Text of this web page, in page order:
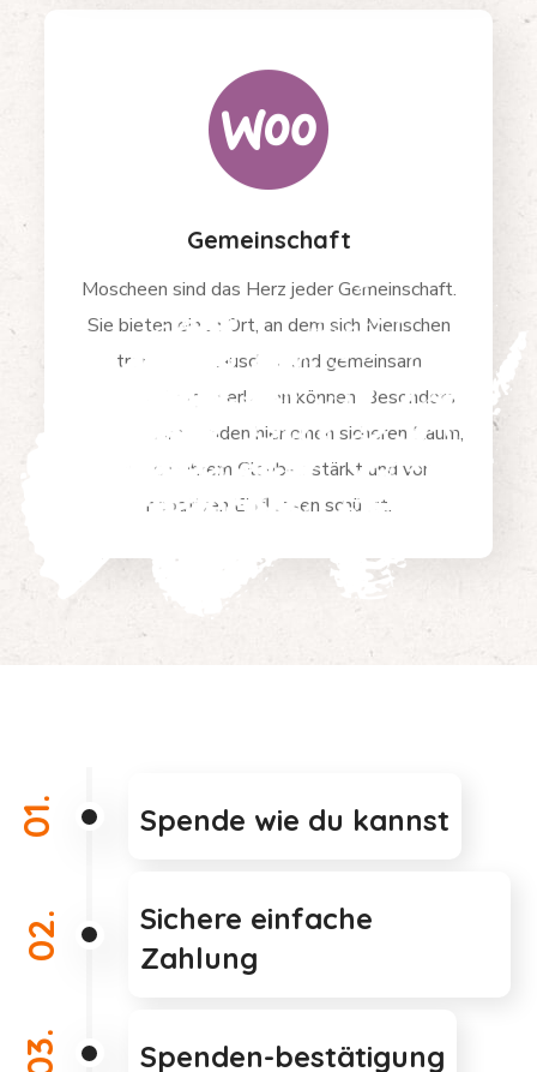
Gemeinschaft
Moscheen sind das Herz jeder Gemeinschaft.
Sie bieten einen Ort, an dem sich Menschen
treffen, austauschen und gemeinsam
Veranstaltungen erleben können. Besonders
junge Muslime finden hier einen sicheren Raum,
der sie in ihrem Glauben stärkt und vor
negativen Einflüssen schützt.
01. Spende wie du kannst
02.
Sichere einfache
Zahlung
03. Spenden-bestätigung